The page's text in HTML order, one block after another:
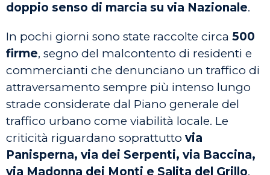
doppio senso di marcia su via Nazionale.
In pochi giorni sono state raccolte circa 500
firme, segno del malcontento di residenti e
commercianti che denunciano un traffico di
attraversamento sempre più intenso lungo
strade considerate dal Piano generale del
traffico urbano come viabilità locale. Le
criticità riguardano soprattutto via
Panisperna, via dei Serpenti, via Baccina,
via Madonna dei Monti e Salita del Grillo,